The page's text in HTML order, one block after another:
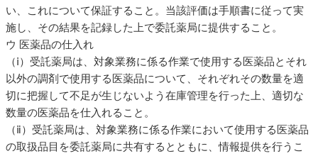
い、これについて保証すること。当該評価は手順書に従って実
施し、その結果を記録した上で委託薬局に提供すること。
ウ 医薬品の仕入れ
（ⅰ）受託薬局は、対象業務に係る作業で使用する医薬品とそれ
以外の調剤で使用する医薬品について、それぞれその数量を適
切に把握して不足が生じないよう在庫管理を行った上、適切な
数量の医薬品を仕入れること。
（ⅱ）受託薬局は、対象業務に係る作業において使用する医薬品
の取扱品目を委託薬局に共有するとともに、情報提供を行うこ